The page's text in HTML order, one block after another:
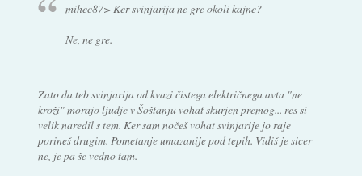
mihec87> Ker svinjarija ne gre okoli kajne?
Ne, ne gre.
Zato da teb svinjarija od kvazi čistega električnega avta "ne
kroži" morajo ljudje v Šoštanju vohat skurjen premog... res si
velik naredil s tem. Ker sam nočeš vohat svinjarije jo raje
porineš drugim. Pometanje umazanije pod tepih. Vidiš je sicer
ne, je pa še vedno tam.